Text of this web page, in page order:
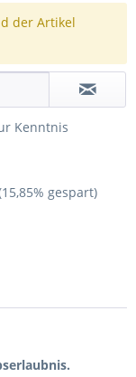
der Artikel
Kenntnis
gespart)